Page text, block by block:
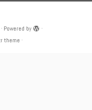
· Powered by
·
theme ·